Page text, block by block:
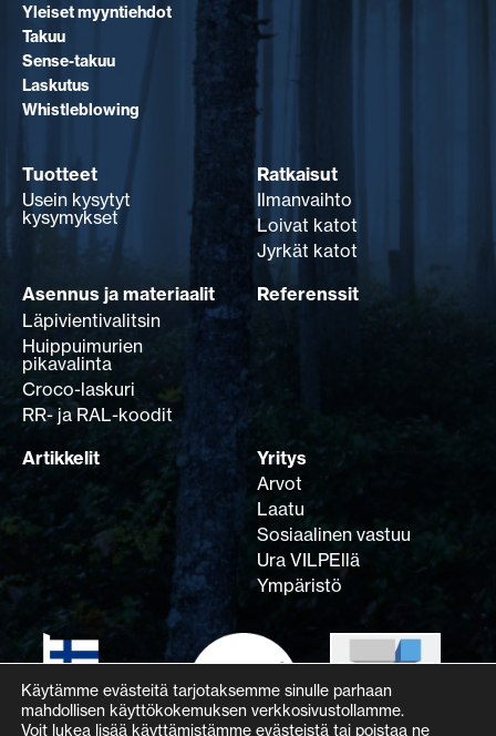
Yleiset myyntiehdot
Takuu
Sense-takuu
Laskutus
Whistleblowing
Tuotteet
Usein kysytyt
kysymykset
Ratkaisut
Ilmanvaihto
Loivat katot
Jyrkät katot
Asennus ja materiaalit
Läpivientivalitsin
Huippuimurien
pikavalinta
Croco-laskuri
RR- ja RAL-koodit
Referenssit
Artikkelit
Yritys
Arvot
Laatu
Sosiaalinen vastuu
Ura VILPEllä
Ympäristö
Käytämme evästeitä tarjotaksemme sinulle parhaan
mahdollisen käyttökokemuksen verkkosivustollamme.
Voit lukea lisää käyttämistämme evästeistä tai poistaa ne